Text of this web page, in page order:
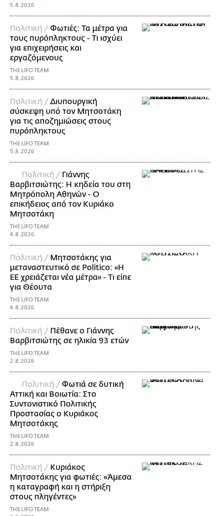
5.8.2026
Πολιτική /Φωτιές: Τα μέτρα για
τους πυρόπληκτους - Τι ισχύει
για επιχειρήσεις και
εργαζόμενους
THE LIFO TEAM
5.8.2026
Πολιτική /Διυπουργική
σύσκεψη υπό τον Μητσοτάκη
για τις αποζημιώσεις στους
πυρόπληκτους
THE LIFO TEAM
5.8.2026
Πολιτική / Γιάννης
Βαρβιτσιώτης: Η κηδεία του στη
Μητρόπολη Αθηνών - Ο
επικήδειος από τον Κυριάκο
Μητσοτάκη
THE LIFO TEAM
4.8.2026
Πολιτική / Μητσοτάκης για
μεταναστευτικό σε Politico: «Η
ΕΕ χρειάζεται νέα μέτρα» - Τι είπε
για Θέουτα
THE LIFO TEAM
4.8.2026
Πολιτική / Πέθανε ο Γιάννης
Βαρβιτσιώτης σε ηλικία 93 ετών
THE LIFO TEAM
2.8.2026
Πολιτική /Φωτιά σε δυτική
Αττική και Βοιωτία: Στο
Συντονιστικό Πολιτικής
Προστασίας ο Κυριάκος
Μητσοτάκης
THE LIFO TEAM
2.8.2026
Πολιτική / Κυριάκος
Μητσοτάκης για φωτιές: «Άμεσα
η καταγραφή και η στήριξη
στους πληγέντες»
THE LIFO TEAM